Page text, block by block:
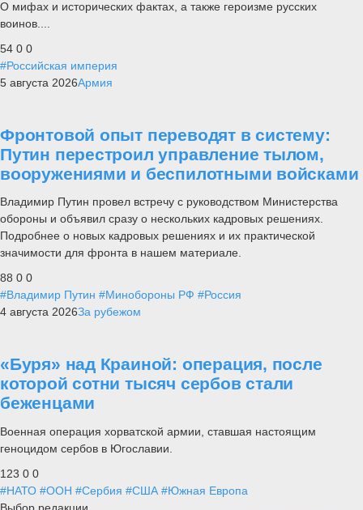
О мифах и исторических фактах, а также героизме русских
воинов....
54 0 0
#Российская империя
5 августа 2026Армия
Фронтовой опыт переводят в систему:
Путин перестроил управление тылом,
вооружениями и беспилотными войсками
Владимир Путин провел встречу с руководством Министерства
обороны и объявил сразу о нескольких кадровых решениях.
Подробнее о новых кадровых решениях и их практической
значимости для фронта в нашем материале.
88 0 0
#Владимир Путин #Минобороны РФ #Россия
4 августа 2026За рубежом
«Буря» над Краиной: операция, после
которой сотни тысяч сербов стали
беженцами
Военная операция хорватской армии, ставшая настоящим
геноцидом сербов в Югославии.
123 0 0
#НАТО #ООН #Сербия #США #Южная Европа
Выбор редакции